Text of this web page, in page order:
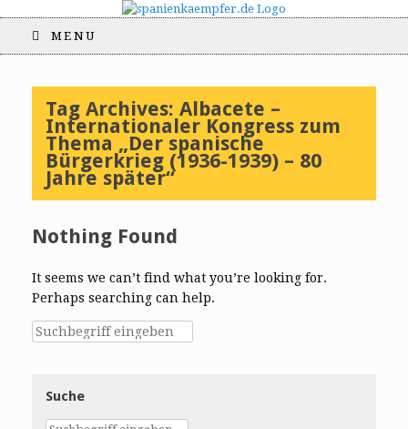
MENU
Tag Archives: Albacete –
Internationaler Kongress zum
Thema „Der spanische
Bürgerkrieg (1936-1939) – 80
Jahre später“
Nothing Found
It seems we can’t find what you’re looking for.
Perhaps searching can help.
Suche